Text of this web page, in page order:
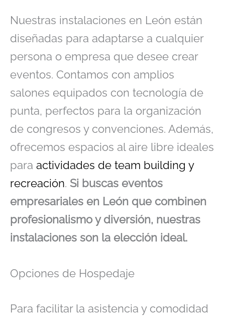
Nuestras instalaciones en León están
diseñadas para adaptarse a cualquier
persona o empresa que desee crear
eventos. Contamos con amplios
salones equipados con tecnología de
punta, perfectos para la organización
de congresos y convenciones. Además,
ofrecemos espacios al aire libre ideales
para actividades de team building y
recreación. Si buscas eventos
empresariales en León que combinen
profesionalismo y diversión, nuestras
instalaciones son la elección ideal.
Opciones de Hospedaje
Para facilitar la asistencia y comodidad